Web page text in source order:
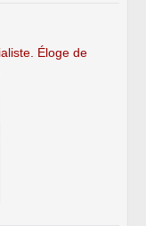
Éloge de